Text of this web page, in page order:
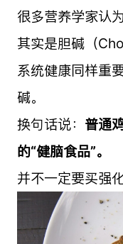
很多营养学家认
其实是胆碱（
系统健康同样重
碱。
换句话说： 普通
的“健脑食品”。
并不一定要买强化